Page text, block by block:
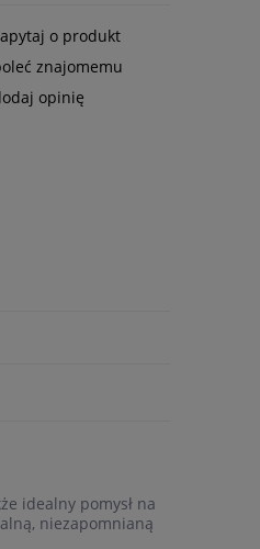
o produkt
znajomemu
opinię
idealny pomysł na
niezapomnianą